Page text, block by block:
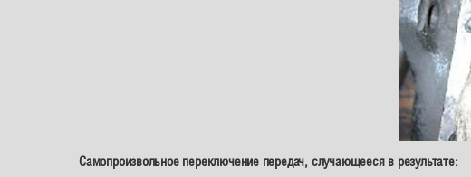
Самопроизвольное переключение передач, случающееся в результате: